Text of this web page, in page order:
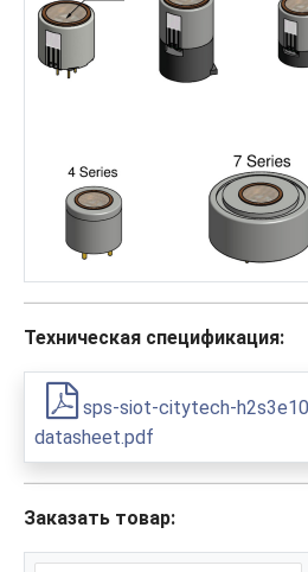
Техническая спецификация:
sps-siot-citytech-
datasheet.pdf
Заказать товар: